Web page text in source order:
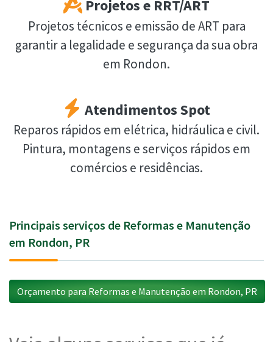
Projetos e RRT/ART
Projetos técnicos e emissão de ART para
garantir a legalidade e segurança da sua obra
em Rondon.
Atendimentos Spot
Reparos rápidos em elétrica, hidráulica e civil.
Pintura, montagens e serviços rápidos em
comércios e residências.
Principais serviços de Reformas e Manutenção
em Rondon, PR
Orçamento para Reformas e Manutenção em Rondon, PR